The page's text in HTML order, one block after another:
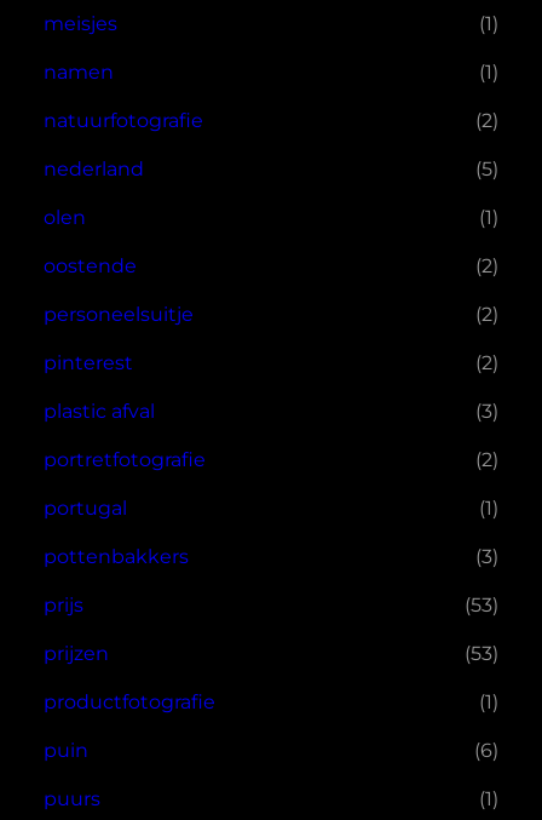
meisjes (1)
namen (1)
natuurfotografie (2)
nederland (5)
olen (1)
oostende (2)
personeelsuitje (2)
pinterest (2)
plastic afval (3)
portretfotografie (2)
portugal (1)
pottenbakkers (3)
prijs (53)
prijzen (53)
productfotografie (1)
puin (6)
puurs (1)